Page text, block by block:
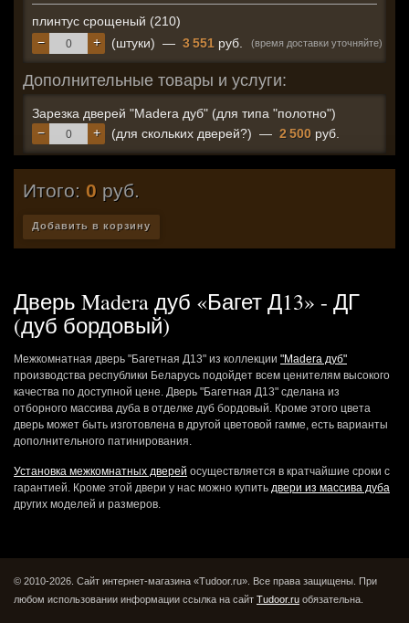
плинтус срощеный (210)
+
− (штуки) — 3 551 руб. (время доставки уточняйте)
Дополнительные товары и услуги:
Зарезка дверей "Madera дуб" (для типа "полотно")
+
− (для скольких дверей?) — 2 500 руб.
Итого: 0 руб.
Добавить в корзину
Дверь Madera дуб «Багет Д13» - ДГ
(дуб бордовый)
Межкомнатная дверь "Багетная Д13" из коллекции "Madera дуб"
производства республики Беларусь подойдет всем ценителям высокого
качества по доступной цене. Дверь "Багетная Д13" сделана из
отборного массива дуба в отделке дуб бордовый. Кроме этого цвета
дверь может быть изготовлена в другой цветовой гамме, есть варианты
дополнительного патинирования.
Установка межкомнатных дверей осуществляется в кратчайшие сроки с
гарантией. Кроме этой двери у нас можно купить двери из массива дуба
других моделей и размеров.
© 2010-2026. Сайт интернет-магазина «Tudoor.ru». Все права защищены. При
любом использовании информации ссылка на сайт Tudoor.ru обязательна.